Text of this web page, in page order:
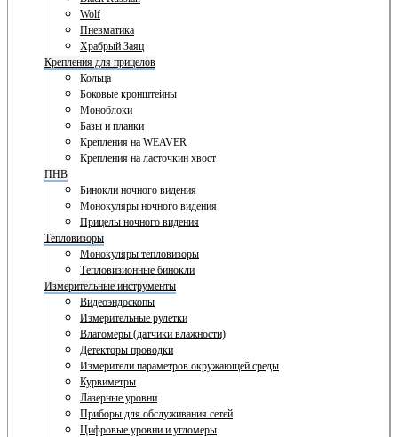
Wolf
Пневматика
Храбрый Заяц
Крепления для прицелов
Кольца
Боковые кронштейны
Моноблоки
Базы и планки
Крепления на WEAVER
Крепления на ласточкин хвост
ПНВ
Бинокли ночного видения
Монокуляры ночного видения
Прицелы ночного видения
Тепловизоры
Монокуляры тепловизоры
Тепловизионные бинокли
Измерительные инструменты
Видеоэндоскопы
Измерительные рулетки
Влагомеры (датчики влажности)
Детекторы проводки
Измерители параметров окружающей среды
Курвиметры
Лазерные уровни
Приборы для обслуживания сетей
Цифровые уровни и угломеры